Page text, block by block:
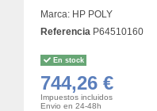
Marca: HP POLY
Referencia P64510160
En stock
744,26 €
Impuestos incluidos
Envio en 24-48h